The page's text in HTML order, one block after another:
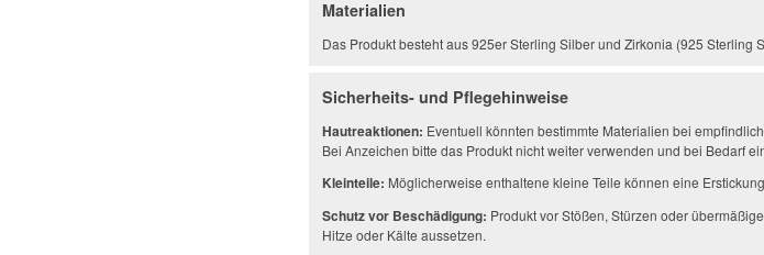
Materialien
Das Produkt besteht aus 925er Sterling Silber und Zirkonia (925 Sterling
Sicherheits- und Pflegehinweise
Hautreaktionen: Eventuell könnten bestimmte Materialien bei
Bei Anzeichen bitte das Produkt nicht weiter verwenden und bei Bedarf
Kleinteile: Möglicherweise enthaltene kleine Teile können eine
Schutz vor Beschädigung: Produkt vor Stößen, Stürzen oder
Hitze oder Kälte aussetzen.